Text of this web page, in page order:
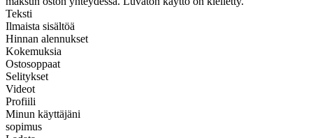
Teksti
Ilmaista sisältöä
Hinnan alennukset
Kokemuksia
Ostosoppaat
Selitykset
Videot
Profiili
Minun käyttäjäni
sopimus